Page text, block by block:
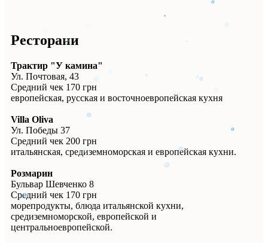
Ресторани
Трактир "У камина"
Ул. Почтовая, 43
Средний чек 170 грн
европейская, русская и восточноевропейская кухня
Villa Oliva
Ул. Победы 37
Средний чек 200 грн
итальянская, средиземноморская и европейская кухни.
Розмарин
Бульвар Шевченко 8
Средний чек 170 грн
морепродукты, блюда итальянской кухни,
средиземноморской, европейской и
центральноевропейской.